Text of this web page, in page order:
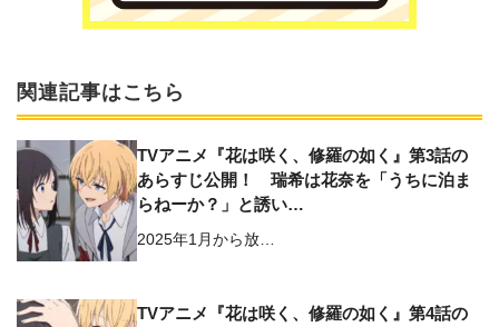
関連記事はこちら
TVアニメ『花は咲く、修羅の如く』第3話の
あらすじ公開！ 瑞希は花奈を「うちに泊ま
らねーか？」と誘い…
2025年1月から放…
TVアニメ『花は咲く、修羅の如く』第4話の